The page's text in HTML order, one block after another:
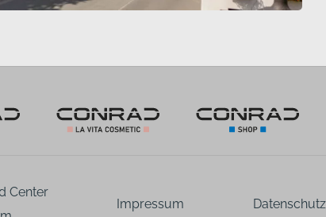
Center
Impressum